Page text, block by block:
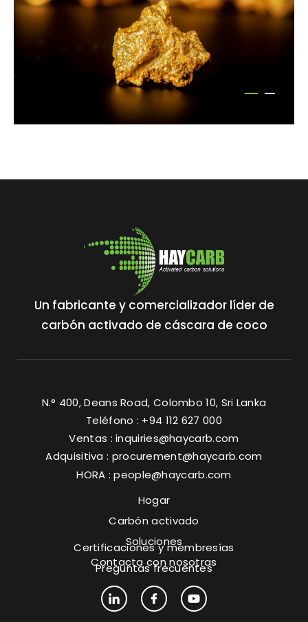
Un fabricante y comercializador líder de
carbón activado de cáscara de coco
N.° 400, Deans Road, Colombo 10, Sri Lanka
Teléfono : +94 112 627 000
Ventas :inquiries@haycarb.com
Adquisitiva : procurement@haycarb.com
HORA :people@haycarb.com
Hogar
Carbón activado
Soluciones
Contacta con nosotras
Certificaciones y membresías
Preguntas frecuentes